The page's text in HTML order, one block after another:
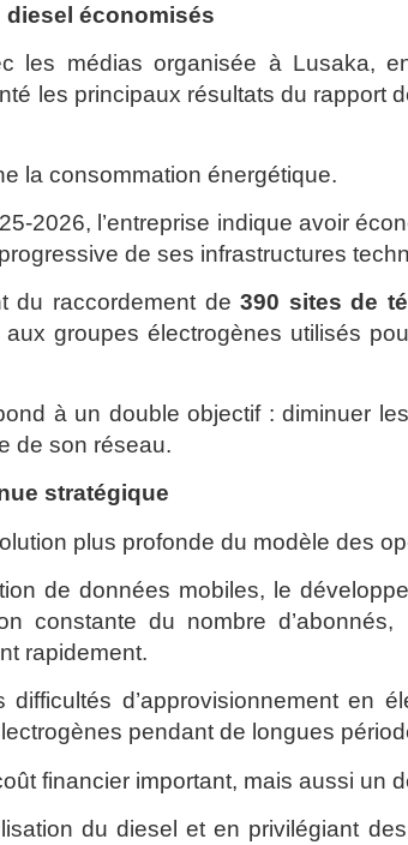
économisés
les médias organisée à Lusaka,
les principaux résultats du rapport
la consommation énergétique.
2026, l’entreprise indique avoir
de ses infrastructures
du raccordement de390 sites de
groupes électrogènes utilisés
à un double objectif : diminuer
de son réseau.
stratégique
plus profonde du modèle des
de données mobiles, le
constante du nombre
rapidement.
d’approvisionnement en
pendant de longues
financier important, mais aussi un
du diesel et en privilégiant